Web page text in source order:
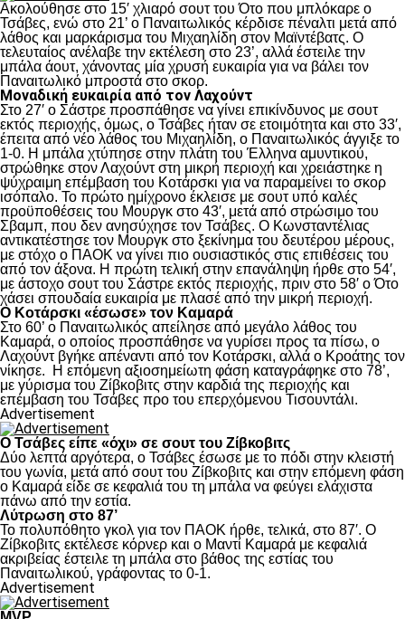
Ακολούθησε στο 15′ χλιαρό σουτ του Ότο που μπλόκαρε ο
Τσάβες, ενώ στο 21’ ο Παναιτωλικός κέρδισε πέναλτι μετά από
λάθος και μαρκάρισμα του Μιχαηλίδη στον Μαϊντέβατς. Ο
τελευταίος ανέλαβε την εκτέλεση στο 23’, αλλά έστειλε την
μπάλα άουτ, χάνοντας μία χρυσή ευκαιρία για να βάλει τον
Παναιτωλικό μπροστά στο σκορ.
Μοναδική ευκαιρία από τον Λαχούντ
Στο 27′ ο Σάστρε προσπάθησε να γίνει επικίνδυνος με σουτ
εκτός περιοχής, όμως, ο Τσάβες ήταν σε ετοιμότητα και στο 33′,
έπειτα από νέο λάθος του Μιχαηλίδη, ο Παναιτωλικός άγγιξε το
1-0. Η μπάλα χτύπησε στην πλάτη του Έλληνα αμυντικού,
στρώθηκε στον Λαχούντ στη μικρή περιοχή και χρειάστηκε η
ψύχραιμη επέμβαση του Κοτάρσκι για να παραμείνει το σκορ
ισόπαλο. Το πρώτο ημίχρονο έκλεισε με σουτ υπό καλές
προϋποθέσεις του Μουργκ στο 43′, μετά από στρώσιμο του
Σβαμπ, που δεν ανησύχησε τον Τσάβες. Ο Κωνσταντέλιας
αντικατέστησε τον Μουργκ στο ξεκίνημα του δευτέρου μέρους,
με στόχο ο ΠΑΟΚ να γίνει πιο ουσιαστικός στις επιθέσεις του
από τον άξονα. Η πρώτη τελική στην επανάληψη ήρθε στο 54′,
με άστοχο σουτ του Σάστρε εκτός περιοχής, πριν στο 58′ ο Ότο
χάσει σπουδαία ευκαιρία με πλασέ από την μικρή περιοχή.
Ο Κοτάρσκι «έσωσε» τον Καμαρά
Στο 60’ ο Παναιτωλικός απείλησε από μεγάλο λάθος του
Καμαρά, ο οποίος προσπάθησε να γυρίσει προς τα πίσω, ο
Λαχούντ βγήκε απέναντι από τον Κοτάρσκι, αλλά ο Κροάτης τον
νίκησε. Η επόμενη αξιοσημείωτη φάση καταγράφηκε στο 78’,
με γύρισμα του Ζίβκοβιτς στην καρδιά της περιοχής και
επέμβαση του Τσάβες προ του επερχόμενου Τισουντάλι.
Advertisement
Ο Τσάβες είπε «όχι» σε σουτ του Ζίβκοβιτς
Δύο λεπτά αργότερα, ο Τσάβες έσωσε με το πόδι στην κλειστή
του γωνία, μετά από σουτ του Ζίβκοβιτς και στην επόμενη φάση
ο Καμαρά είδε σε κεφαλιά του τη μπάλα να φεύγει ελάχιστα
πάνω από την εστία.
Λύτρωση στο 87’
Το πολυπόθητο γκολ για τον ΠΑΟΚ ήρθε, τελικά, στο 87′. Ο
Ζίβκοβιτς εκτέλεσε κόρνερ και ο Μαντί Καμαρά με κεφαλιά
ακριβείας έστειλε τη μπάλα στο βάθος της εστίας του
Παναιτωλικού, γράφοντας το 0-1.
Advertisement